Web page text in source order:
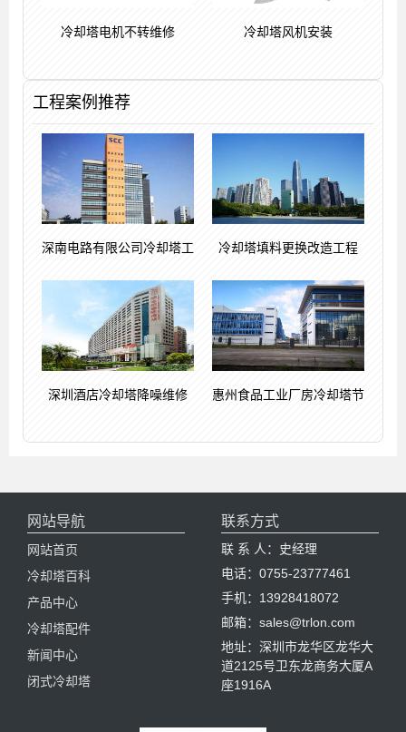
冷却塔电机不转维修 冷却塔风机安装
工程案例推荐
深南电路有限公司冷却塔工 冷却塔填料更换改造工程
深圳酒店冷却塔降噪维修 惠州食品工业厂房冷却塔节
网站导航
网站首页
冷却塔百科
产品中心
冷却塔配件
新闻中心
闭式冷却塔
联系方式
联 系 人：史经理
电话：0755-23777461
手机：13928418072
邮箱：sales@trlon.com
地址：深圳市龙华区龙华大
道2125号卫东龙商务大厦A
座1916A